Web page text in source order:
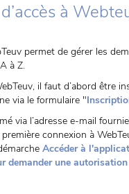
à
permet de gérer les
à Z.
il faut d’abord être
via le formulaire "
via l’adresse e-mail
connexion à
Accéder à
demander une